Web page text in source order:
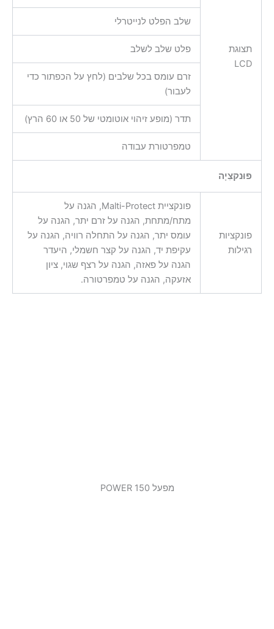
תצוגת
LCD
שלב הפלט לנייטרלי
פלט שלב לשלב
זרם עומס בכל שלבים (לחץ על הכפתור כדי
לעבור)
תדר (מופע זיהוי אוטומטי של 50 או 60 הרץ)
טמפרטורת עבודה
פוּנקצִיָה
פונקציות
רגילות
פונקציית Malti-Protect, הגנה על
מתח/מתחת, הגנה על זרם יתר, הגנה על
עומס יתר, הגנה על התחלה רוויה, הגנה על
עקיפת יד, הגנה על קצר חשמלי, היעדר
הגנה על פאזה, הגנה על רצף שגוי, ציון
אזעקה, הגנה על טמפרטורה.
מפעל 150 POWER